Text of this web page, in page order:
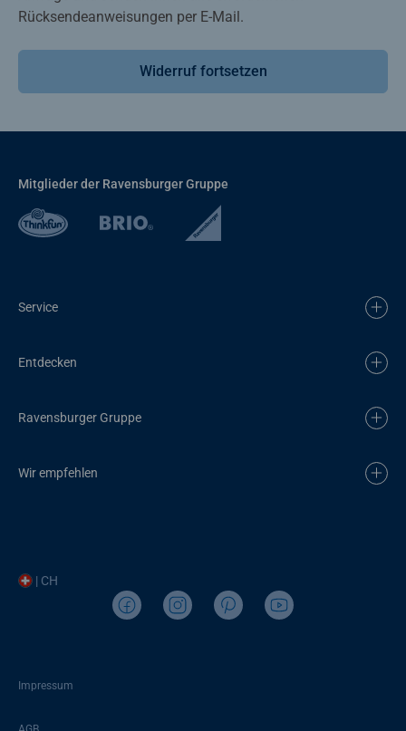
Rücksendeanweisungen per E-Mail.
Widerruf fortsetzen
Mitglieder der Ravensburger Gruppe
Service
Entdecken
Ravensburger Gruppe
Wir empfehlen
| CH
Impressum